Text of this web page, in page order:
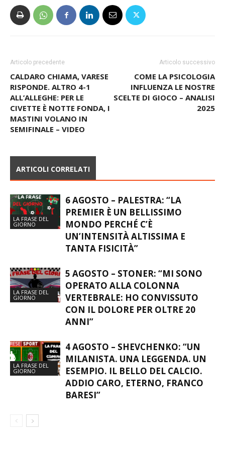
Articolo precedente
CALDARO CHIAMA, VARESE
RISPONDE. ALTRO 4-1
ALL’ALLEGHE: PER LE
CIVETTE È NOTTE FONDA, I
MASTINI VOLANO IN
SEMIFINALE – VIDEO
Articolo successivo
COME LA PSICOLOGIA
INFLUENZA LE NOSTRE
SCELTE DI GIOCO – ANALISI
2025
ARTICOLI CORRELATI
LA FRASE DEL
GIORNO
6 AGOSTO – PALESTRA: “LA
PREMIER È UN BELLISSIMO
MONDO PERCHÉ C’È
UN’INTENSITÀ ALTISSIMA E
TANTA FISICITÀ”
LA FRASE DEL
GIORNO
5 AGOSTO – STONER: “MI SONO
OPERATO ALLA COLONNA
VERTEBRALE: HO CONVISSUTO
CON IL DOLORE PER OLTRE 20
ANNI”
LA FRASE DEL
GIORNO
4 AGOSTO – SHEVCHENKO: “UN
MILANISTA. UNA LEGGENDA. UN
ESEMPIO. IL BELLO DEL CALCIO.
ADDIO CARO, ETERNO, FRANCO
BARESI”